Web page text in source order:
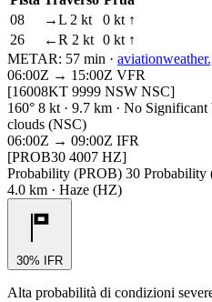
08
→L 2 kt
0 kt ↑
26
←R 2 kt 0 kt ↑
METAR: 57 min ·
06:00Z → 15:00Z VFR
[16008KT 9999 NSW NSC]
160° 8 kt · 9.7 km · No
clouds (NSC)
06:00Z → 09:00Z IFR
[PROB30 4007 HZ]
Probability (PROB) 30 Probability
4.0 km · Haze (HZ)
30% IFR
Alta probabilità di condizioni